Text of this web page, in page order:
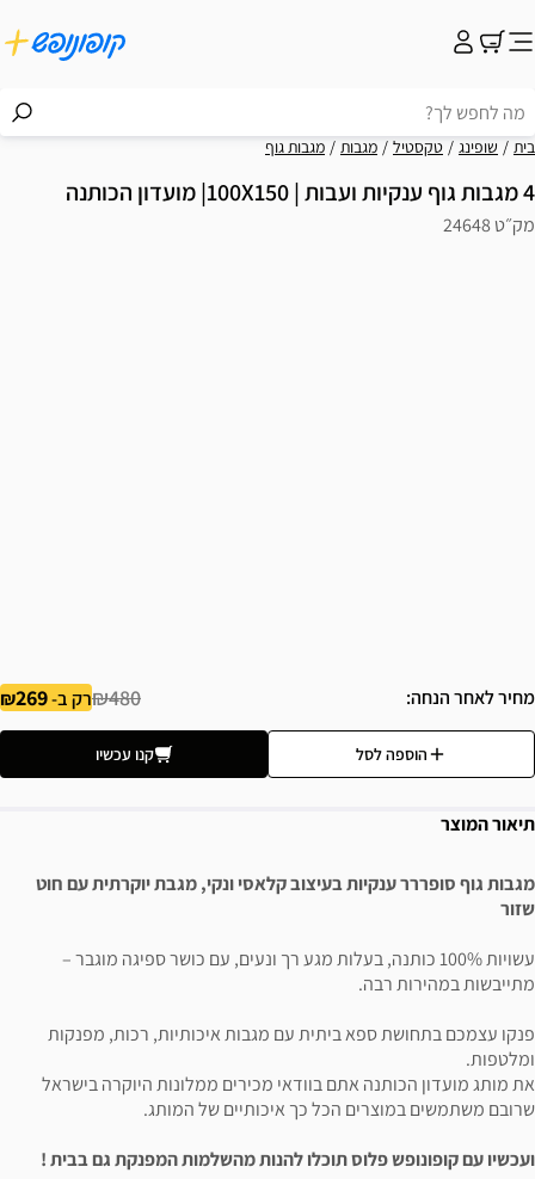
בית שופינג טקסטיל מגבות מגבות גוף
4 מגבות גוף ענקיות ועבות | 100X150| מועדון הכותנה
מק״ט 24648
מחיר לאחר הנחה ₪480רק ב-269
הוספה לסל קנו עכשיו
תיאור המוצר
מגבות גוף סופררר ענקיות בעיצוב קלאסי ונקי, מגבת יוקרתית עם חוט
שזור
עשויות 100% כותנה, בעלות מגע רך ונעים, עם כושר ספיגה מוגבר –
מתייבשות במהירות רבה.
פנקו עצמכם בתחושת ספא ביתית עם מגבות איכותיות, רכות, מפנקות
ומלטפות.
את מותג מועדון הכותנה אתם בוודאי מכירים ממלונות היוקרה בישראל
שרובם משתמשים במוצרים הכל כך איכותיים של המותג.
ועכשיו עם קופונופש פלוס תוכלו להנות מהשלמות המפנקת גם בבית !